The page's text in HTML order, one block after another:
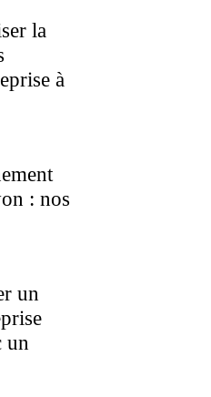
la
à
: nos
un
un